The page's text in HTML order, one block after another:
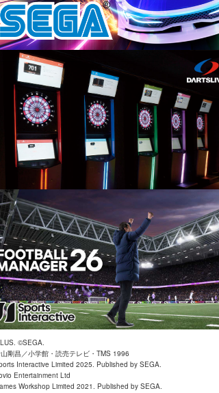
©SEGA.
剛昌／小学館・読売テレビ・TMS 1996
Interactive Limited 2025. Published by SEGA.
Entertainment Ltd
Workshop Limited 2021. Published by SEGA.